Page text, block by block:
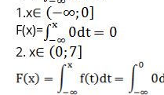
1.x
F(x)=
2. x